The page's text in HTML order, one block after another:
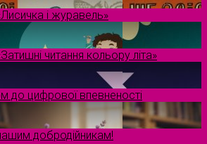
і журавель»
читання кольору літа»
до цифрової впевненості
добродійникам!